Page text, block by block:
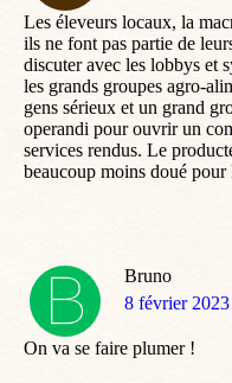
Les éleveurs locaux, la
ils ne font pas partie de
discuter avec les lobbys et
les grands groupes agro-
gens sérieux et un grand
operandi pour ouvrir un
services rendus. Le
beaucoup moins doué pour
Bruno
dit
8 février
On va se faire plumer !